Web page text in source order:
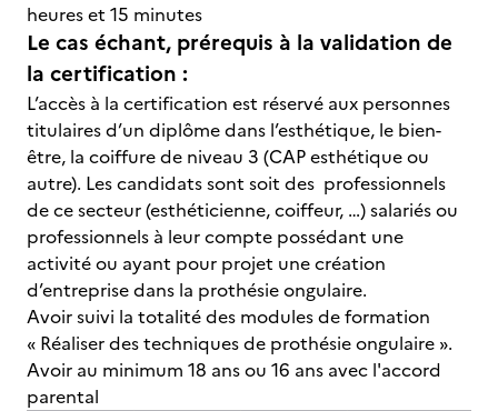
heures et 15 minutes
Le cas échant, prérequis à la validation de
la certification :
L’accès à la certification est réservé aux personnes
titulaires d’un diplôme dans l’esthétique, le bien-
être, la coiffure de niveau 3 (CAP esthétique ou
autre). Les candidats sont soit des professionnels
de ce secteur (esthéticienne, coiffeur, …)salariés ou
professionnels à leur compte possédant une
activité ou ayant pour projet une création
d’entreprise dans la prothésie ongulaire.
Avoir suivi la totalité des modules de formation
« Réaliser des techniques de prothésie ongulaire ».
Avoir au minimum 18 ans ou 16 ans avec l'accord
parental